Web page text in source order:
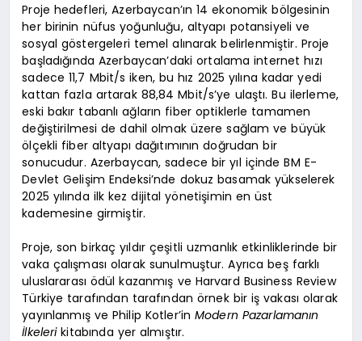
Proje hedefleri, Azerbaycan’ın 14 ekonomik bölgesinin
her birinin nüfus yoğunluğu, altyapı potansiyeli ve
sosyal göstergeleri temel alınarak belirlenmiştir. Proje
başladığında Azerbaycan’daki ortalama internet hızı
sadece 11,7 Mbit/s iken, bu hız 2025 yılına kadar yedi
kattan fazla artarak 88,84 Mbit/s’ye ulaştı. Bu ilerleme,
eski bakır tabanlı ağların fiber optiklerle tamamen
değiştirilmesi de dahil olmak üzere sağlam ve büyük
ölçekli fiber altyapı dağıtımının doğrudan bir
sonucudur. Azerbaycan, sadece bir yıl içinde BM E-
Devlet Gelişim Endeksi’nde dokuz basamak yükselerek
2025 yılında ilk kez dijital yönetişimin en üst
kademesine girmiştir.
Proje, son birkaç yıldır çeşitli uzmanlık etkinliklerinde bir
vaka çalışması olarak sunulmuştur. Ayrıca beş farklı
uluslararası ödül kazanmış ve Harvard Business Review
Türkiye tarafından tarafından örnek bir iş vakası olarak
yayınlanmış ve Philip Kotler’inModern Pazarlamanın
İlkelerikitabında yer almıştır.